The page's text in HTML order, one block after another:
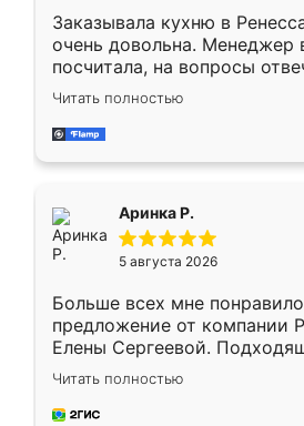
Заказывала кухню в
очень довольна. Менеджер
посчитала, на вопросы
Замерщик приехал в
делу со всей
за день, ребята работали
Читать полностью
Аринка Р.
5 августа 2026
Больше всех мне
предложение от компании
Елены Сергеевой.
короткие сроки
для замера сотрудник
предложил по моему
Читать полностью